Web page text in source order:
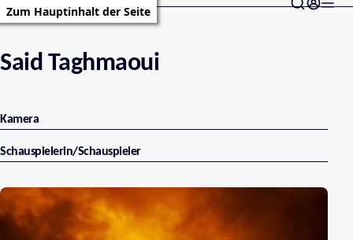
Zum Hauptinhalt der Seite
Said Taghmaoui
Kamera
Schauspielerin/Schauspieler